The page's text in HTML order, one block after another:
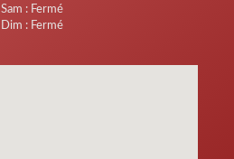
Sam : Fermé
Dim : Fermé